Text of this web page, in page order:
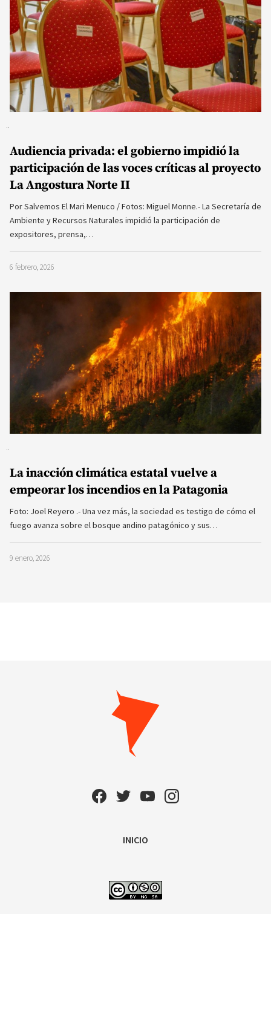
Audiencia privada: el gobierno impidió la
participación de las voces críticas al proyecto
La Angostura Norte II
Por Salvemos El Mari Menuco / Fotos: Miguel Monne.- La Secretaría de
Ambiente y Recursos Naturales impidió la participación de
expositores, prensa,…
6 febrero, 2026
La inacción climática estatal vuelve a
empeorar los incendios en la Patagonia
Foto: Joel Reyero .- Una vez más, la sociedad es testigo de cómo el
fuego avanza sobre el bosque andino patagónico y sus…
9 enero, 2026
INICIO